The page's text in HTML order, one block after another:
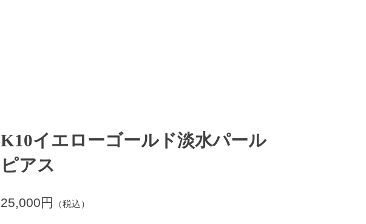
K10イエローゴールド淡水パール
ピアス
25,000円 （税込）